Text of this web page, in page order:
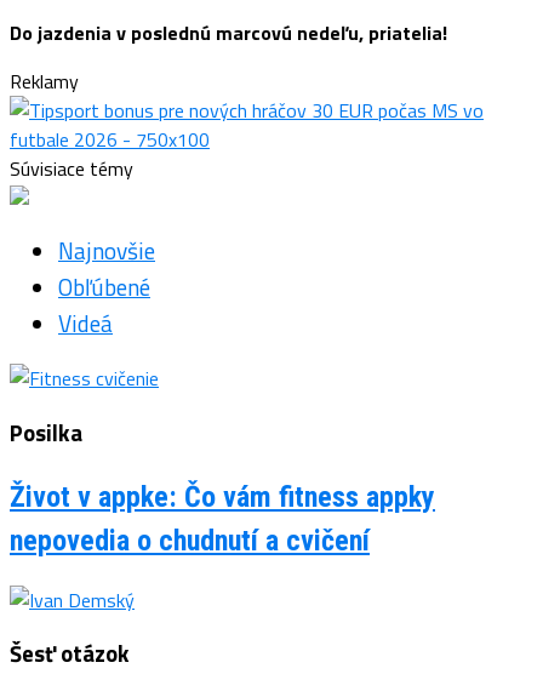
Do jazdenia v poslednú marcovú nedeľu, priatelia!
Reklamy
Súvisiace témy
Najnovšie
Obľúbené
Videá
Posilka
Život v appke: Čo vám fitness appky
nepovedia o chudnutí a cvičení
Šesť otázok